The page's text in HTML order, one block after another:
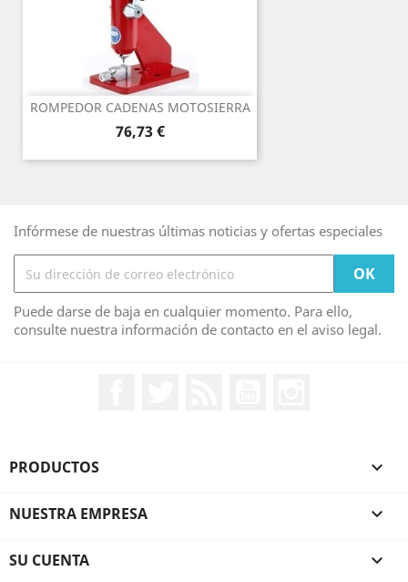
ROMPEDOR CADENAS MOTOSIERRA
Precio
76,73 €
Infórmese de nuestras últimas noticias y ofertas especiales
Puede darse de baja en cualquier momento. Para ello,
consulte nuestra información de contacto en el aviso legal.
PRODUCTOS 
NUESTRA EMPRESA 
SU CUENTA 